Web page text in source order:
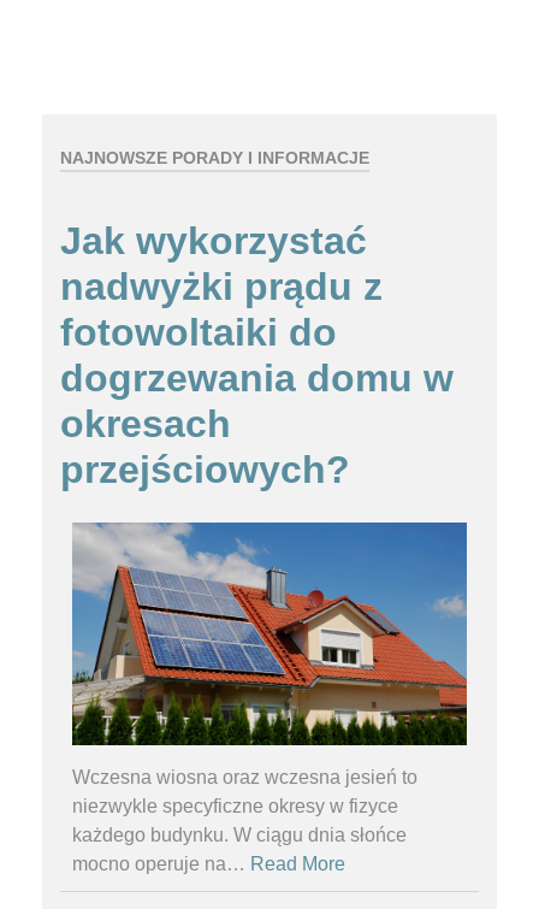
NAJNOWSZE PORADY I INFORMACJE
Jak wykorzystać
nadwyżki prądu z
fotowoltaiki do
dogrzewania domu w
okresach
przejściowych?
Wczesna wiosna oraz wczesna jesień to
niezwykle specyficzne okresy w fizyce
każdego budynku. W ciągu dnia słońce
mocno operuje na… Read More